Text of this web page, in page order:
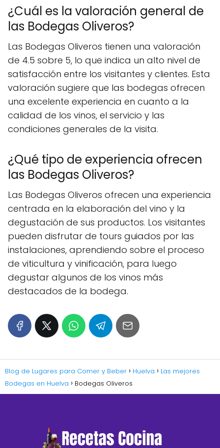
¿Cuál es la valoración general de
las Bodegas Oliveros?
Las Bodegas Oliveros tienen una valoración
de 4.5 sobre 5, lo que indica un alto nivel de
satisfacción entre los visitantes y clientes. Esta
valoración sugiere que las bodegas ofrecen
una excelente experiencia en cuanto a la
calidad de los vinos, el servicio y las
condiciones generales de la visita.
¿Qué tipo de experiencia ofrecen
las Bodegas Oliveros?
Las Bodegas Oliveros ofrecen una experiencia
centrada en la elaboración del vino y la
degustación de sus productos. Los visitantes
pueden disfrutar de tours guiados por las
instalaciones, aprendiendo sobre el proceso
de viticultura y vinificación, para luego
degustar algunos de los vinos más
destacados de la bodega.
Blog de Lugares para Comer y Beber Huelva
Las mejores
Bodegas en Huelva
Bodegas Oliveros